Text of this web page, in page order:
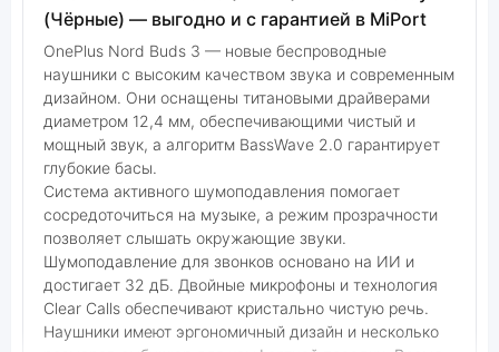
(Чёрные) — выгодно и с гарантией в MiPort
OnePlus Nord Buds 3 — новые беспроводные
наушники с высоким качеством звука и современным
дизайном. Они оснащены титановыми драйверами
диаметром 12,4 мм, обеспечивающими чистый и
мощный звук, а алгоритм BassWave 2.0 гарантирует
глубокие басы.
Система активного шумоподавления помогает
сосредоточиться на музыке, а режим прозрачности
позволяет слышать окружающие звуки.
Шумоподавление для звонков основано на ИИ и
достигает 32 дБ. Двойные микрофоны и технология
Clear Calls обеспечивают кристально чистую речь.
Наушники имеют эргономичный дизайн и несколько